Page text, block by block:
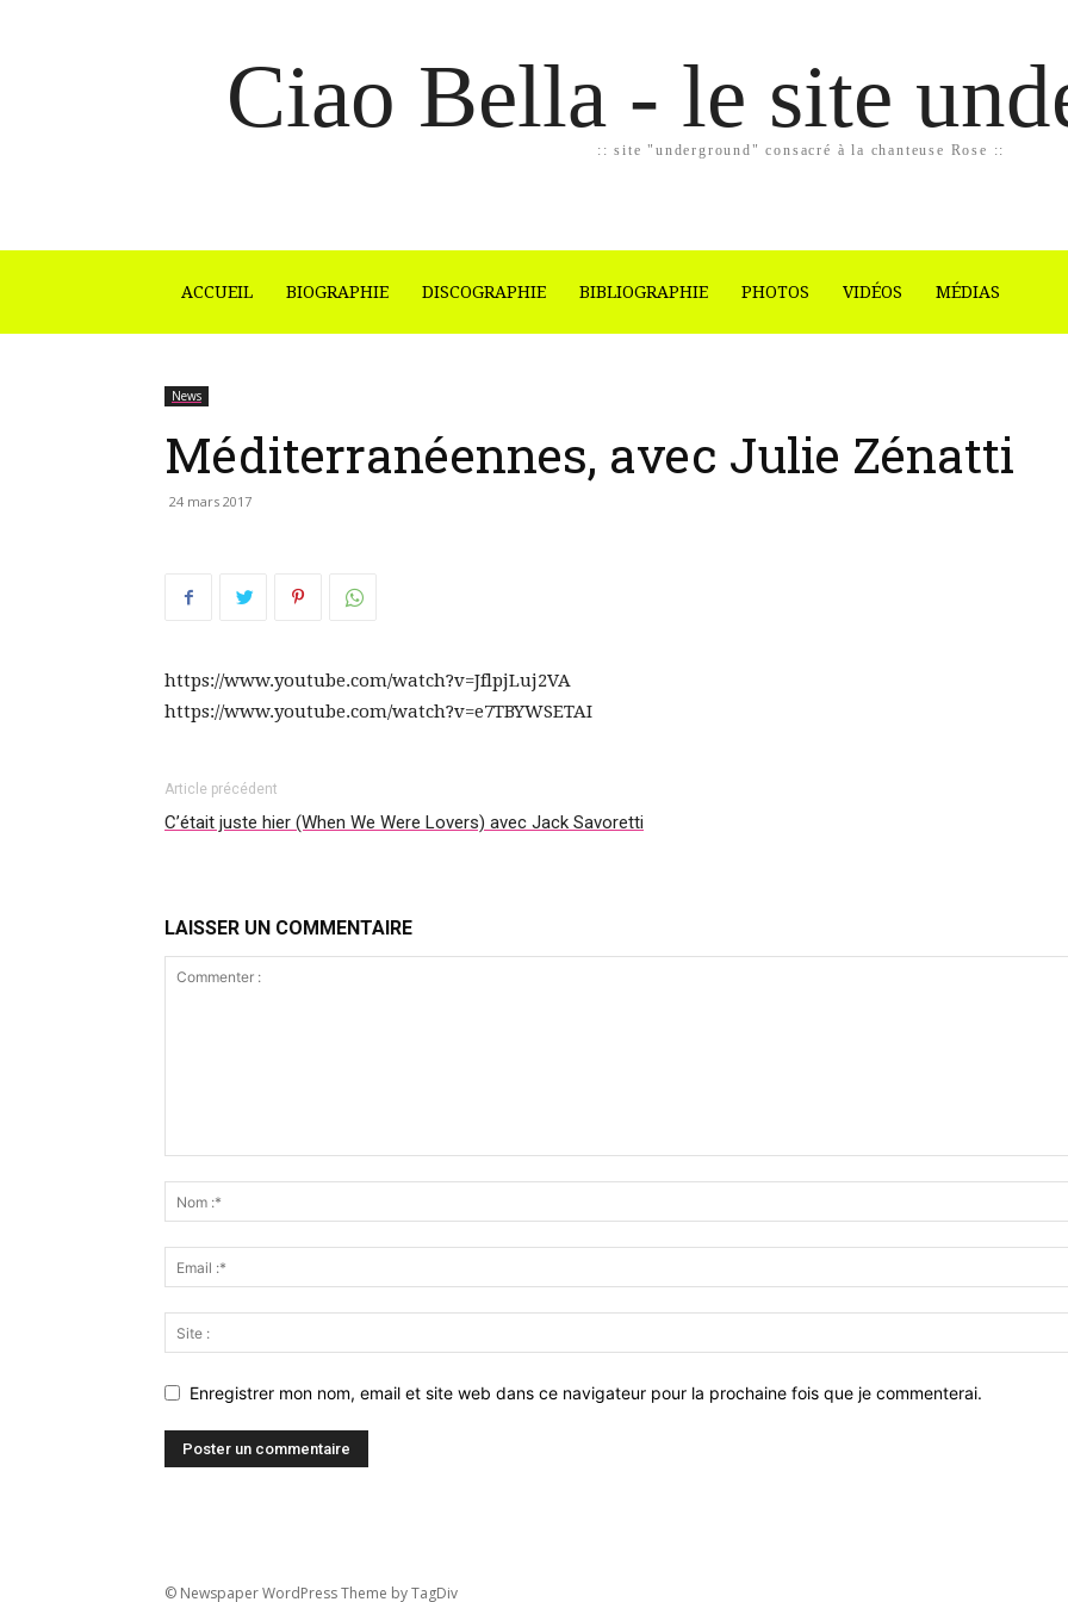
Ciao Bella - le site
:: site "underground" consacré à la chanteuse Rose ::
ACCUEIL BIOGRAPHIE DISCOGRAPHIE BIBLIOGRAPHIE PHOTOS VIDÉOS MÉDIAS
News
Méditerranéennes, avec Julie Zénatti
24 mars 2017
https://www.youtube.com/watch?v=JflpjLuj2VA
https://www.youtube.com/watch?v=e7TBYWSETAI
Article précédent
C’était juste hier (When We Were Lovers) avec Jack Savoretti
LAISSER UN COMMENTAIRE
Enregistrer mon nom, email et site web dans ce navigateur pour la prochaine fois que je commenterai.
© Newspaper WordPress Theme by TagDiv